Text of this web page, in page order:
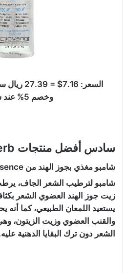
وخصم 5% عند شراء 4.
سادس أفضل منتجات iherb للشعر :
شامبو مغذي بجوز الهند من Desert Essence :
شامبو لترطيب الشعر الجاف،
زيت جوز الهند العضوي الشعر
يستعيد اللمعان الطبيعي، كما أنه
والقنب العضوي وزيت الزيتون،
الشعر دون ترك البقايا الدهنية